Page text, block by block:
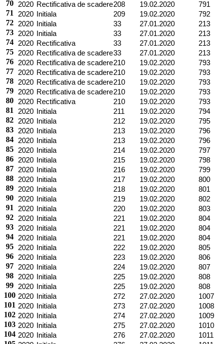
70 2020 Rectificativa de scadere208 19.02.2020 791
71 2020 Initiala 209 19.02.2020 792
72 2020 Initiala 33 27.01.2020 213
73 2020 Initiala 33 27.01.2020 213
74 2020 Rectificativa 33 27.01.2020 213
75 2020 Rectificativa de scadere33 27.01.2020 213
76 2020 Rectificativa de scadere210 19.02.2020 793
77 2020 Rectificativa de scadere210 19.02.2020 793
78 2020 Rectificativa de scadere210 19.02.2020 793
79 2020 Rectificativa de scadere210 19.02.2020 793
80 2020 Rectificativa 210 19.02.2020 793
81 2020 Initiala 211 19.02.2020 794
82 2020 Initiala 212 19.02.2020 795
83 2020 Initiala 213 19.02.2020 796
84 2020 Initiala 213 19.02.2020 796
85 2020 Initiala 214 19.02.2020 797
86 2020 Initiala 215 19.02.2020 798
87 2020 Initiala 216 19.02.2020 799
88 2020 Initiala 217 19.02.2020 800
89 2020 Initiala 218 19.02.2020 801
90 2020 Initiala 219 19.02.2020 802
91 2020 Initiala 220 19.02.2020 803
92 2020 Initiala 221 19.02.2020 804
93 2020 Initiala 221 19.02.2020 804
94 2020 Initiala 221 19.02.2020 804
95 2020 Initiala 222 19.02.2020 805
96 2020 Initiala 223 19.02.2020 806
97 2020 Initiala 224 19.02.2020 807
98 2020 Initiala 225 19.02.2020 808
99 2020 Initiala 225 19.02.2020 808
100 2020 Initiala 272 27.02.2020 1007
101 2020 Initiala 273 27.02.2020 1008
102 2020 Initiala 274 27.02.2020 1009
103 2020 Initiala 275 27.02.2020 1010
104 2020 Initiala 276 27.02.2020 1011